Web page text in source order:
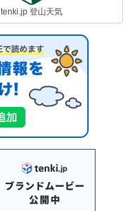
tenki.jp 登山天気